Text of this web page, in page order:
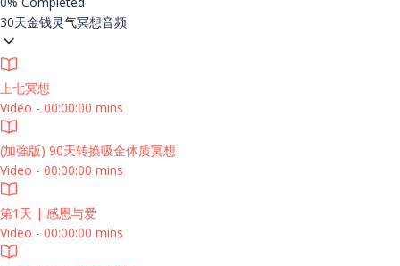
30天金钱灵气冥想音频
上七冥想
Video - 00:00:00 mins
(加強版) 90天转换吸金体质冥想
Video - 00:00:00 mins
第1天 | 感恩与爱
Video - 00:00:00 mins